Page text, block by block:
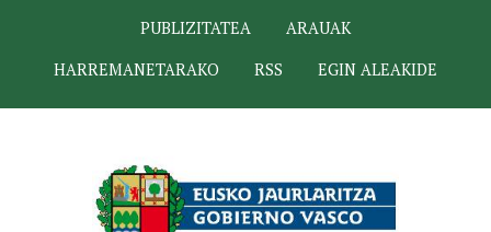
PUBLIZITATEA
ARAUAK
HARREMANETARAKO
RSS EGIN ALEAKIDE